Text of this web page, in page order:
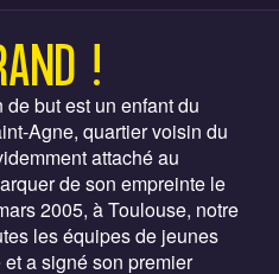
!
but est un enfant du
Agne, quartier voisin du
attaché au
de son empreinte le
2005, à Toulouse, notre
les équipes de jeunes
a signé son premier